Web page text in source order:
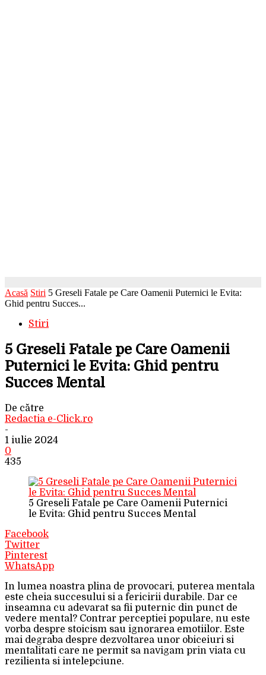
Acasă Stiri 5 Greseli Fatale pe Care Oamenii Puternici le Evita:
Ghid pentru Succes...
Stiri
5 Greseli Fatale pe Care Oamenii
Puternici le Evita: Ghid pentru
Succes Mental
De către
Redactia e-Click.ro
-
1 iulie 2024
0
435
5 Greseli Fatale pe Care Oamenii Puternici
le Evita: Ghid pentru Succes Mental
Facebook
Twitter
Pinterest
WhatsApp
In lumea noastra plina de provocari, puterea mentala
este cheia succesului si a fericirii durabile. Dar ce
inseamna cu adevarat sa fii puternic din punct de
vedere mental? Contrar perceptiei populare, nu este
vorba despre stoicism sau ignorarea emotiilor. Este
mai degraba despre dezvoltarea unor obiceiuri si
mentalitati care ne permit sa navigam prin viata cu
rezilienta si intelepciune.